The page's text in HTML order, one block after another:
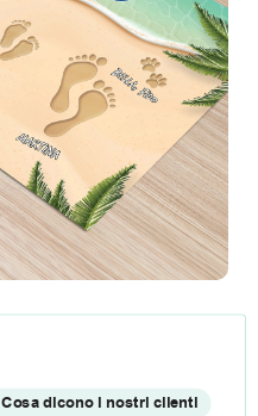
Cosa dicono i nostri clienti